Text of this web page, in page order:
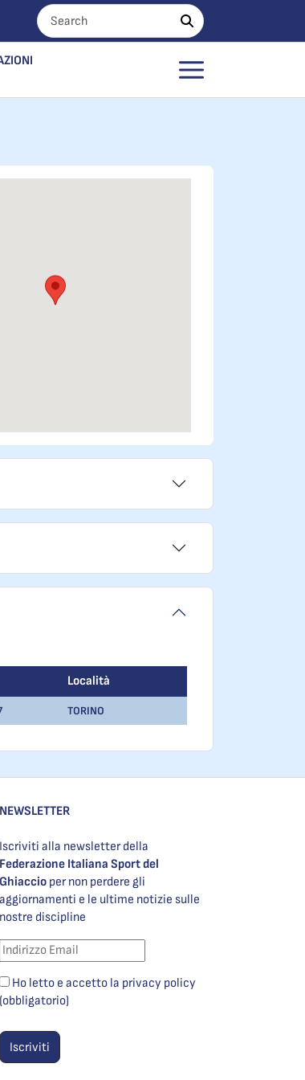
Località
TORINO
NEWSLETTER
Iscriviti alla newsletter della
Federazione Italiana Sport del
Ghiaccio per non perdere gli
aggiornamenti e le ultime notizie sulle
nostre discipline
Ho letto e accetto la privacy policy
(obbligatorio)